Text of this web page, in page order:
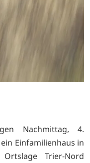
Nachmittag, 4.
Einfamilienhaus in
Trier-Nord